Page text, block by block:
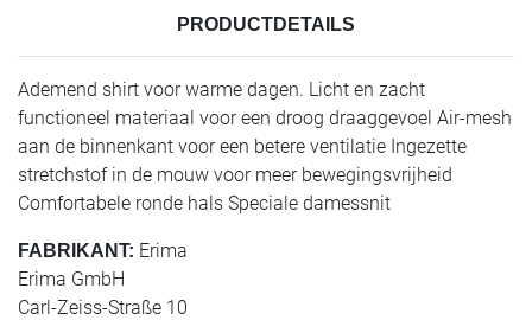
PRODUCTDETAILS
Ademend shirt voor warme dagen. Licht en zacht
functioneel materiaal voor een droog draaggevoel Air-mesh
aan de binnenkant voor een betere ventilatie Ingezette
stretchstof in de mouw voor meer bewegingsvrijheid
Comfortabele ronde hals Speciale damessnit
FABRIKANT: Erima
Erima GmbH
Carl-Zeiss-Straße 10